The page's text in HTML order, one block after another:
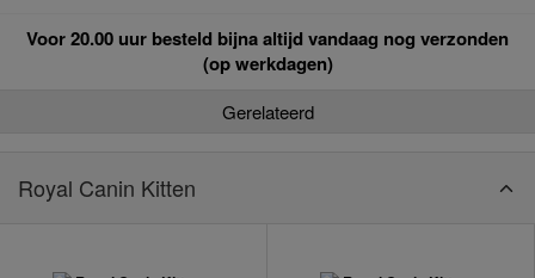
Voor 20.00 uur besteld bijna altijd vandaag nog verzonden
(op werkdagen)
Gerelateerd
Royal Canin Kitten